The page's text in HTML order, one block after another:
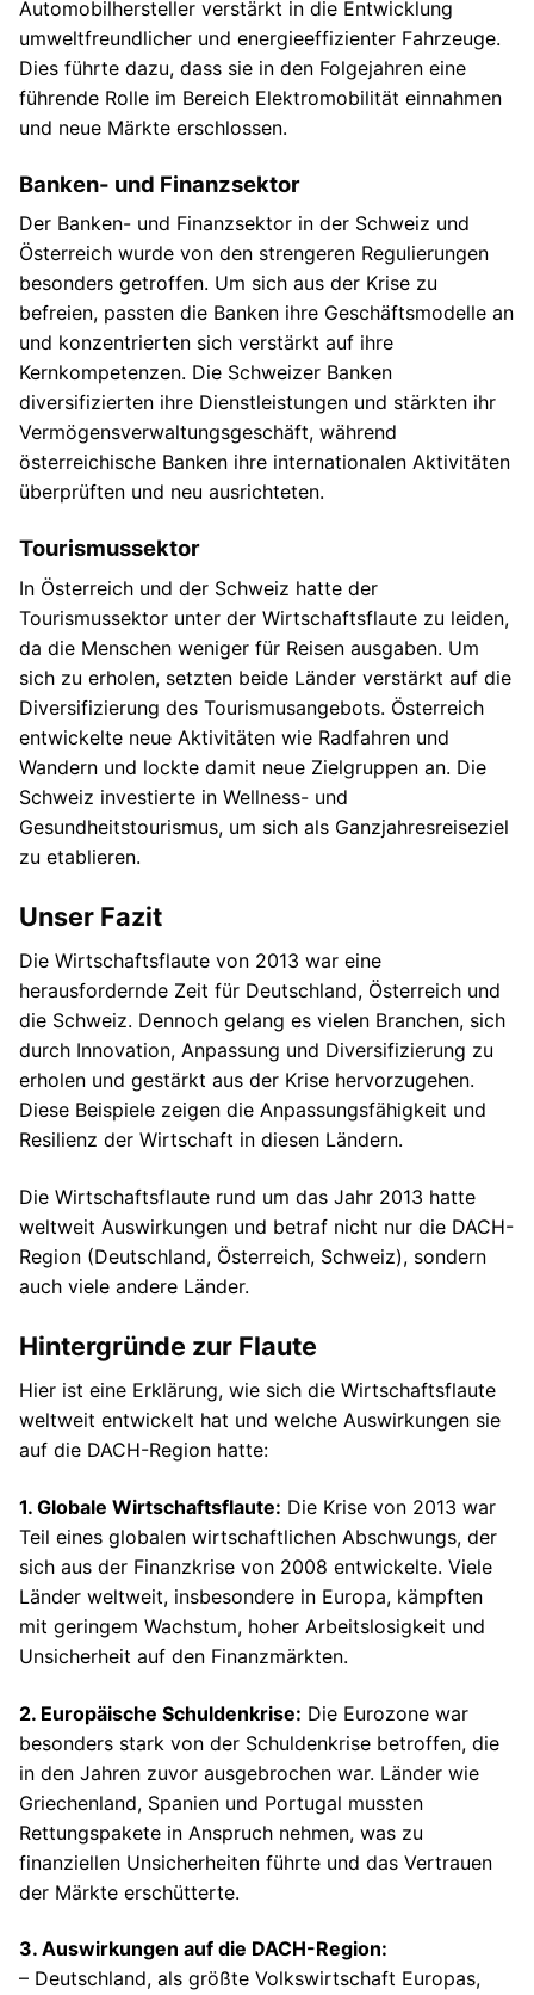
Automobilhersteller verstärkt in die Entwicklung
umweltfreundlicher und energieeffizienter Fahrzeuge.
Dies führte dazu, dass sie in den Folgejahren eine
führende Rolle im Bereich Elektromobilität einnahmen
und neue Märkte erschlossen.
Banken- und Finanzsektor
Der Banken- und Finanzsektor in der Schweiz und
Österreich wurde von den strengeren Regulierungen
besonders getroffen. Um sich aus der Krise zu
befreien, passten die Banken ihre Geschäftsmodelle an
und konzentrierten sich verstärkt auf ihre
Kernkompetenzen. Die Schweizer Banken
diversifizierten ihre Dienstleistungen und stärkten ihr
Vermögensverwaltungsgeschäft, während
österreichische Banken ihre internationalen Aktivitäten
überprüften und neu ausrichteten.
Tourismussektor
In Österreich und der Schweiz hatte der
Tourismussektor unter der Wirtschaftsflaute zu leiden,
da die Menschen weniger für Reisen ausgaben. Um
sich zu erholen, setzten beide Länder verstärkt auf die
Diversifizierung des Tourismusangebots. Österreich
entwickelte neue Aktivitäten wie Radfahren und
Wandern und lockte damit neue Zielgruppen an. Die
Schweiz investierte in Wellness- und
Gesundheitstourismus, um sich als Ganzjahresreiseziel
zu etablieren.
Unser Fazit
Die Wirtschaftsflaute von 2013 war eine
herausfordernde Zeit für Deutschland, Österreich und
die Schweiz. Dennoch gelang es vielen Branchen, sich
durch Innovation, Anpassung und Diversifizierung zu
erholen und gestärkt aus der Krise hervorzugehen.
Diese Beispiele zeigen die Anpassungsfähigkeit und
Resilienz der Wirtschaft in diesen Ländern.
Die Wirtschaftsflaute rund um das Jahr 2013 hatte
weltweit Auswirkungen und betraf nicht nur die DACH-
Region (Deutschland, Österreich, Schweiz), sondern
auch viele andere Länder.
Hintergründe zur Flaute
Hier ist eine Erklärung, wie sich die Wirtschaftsflaute
weltweit entwickelt hat und welche Auswirkungen sie
auf die DACH-Region hatte:
1. Globale Wirtschaftsflaute: Die Krise von 2013 war
Teil eines globalen wirtschaftlichen Abschwungs, der
sich aus der Finanzkrise von 2008 entwickelte. Viele
Länder weltweit, insbesondere in Europa, kämpften
mit geringem Wachstum, hoher Arbeitslosigkeit und
Unsicherheit auf den Finanzmärkten.
2. Europäische Schuldenkrise: Die Eurozone war
besonders stark von der Schuldenkrise betroffen, die
in den Jahren zuvor ausgebrochen war. Länder wie
Griechenland, Spanien und Portugal mussten
Rettungspakete in Anspruch nehmen, was zu
finanziellen Unsicherheiten führte und das Vertrauen
der Märkte erschütterte.
3. Auswirkungen auf die DACH-Region:
– Deutschland, als größte Volkswirtschaft Europas,